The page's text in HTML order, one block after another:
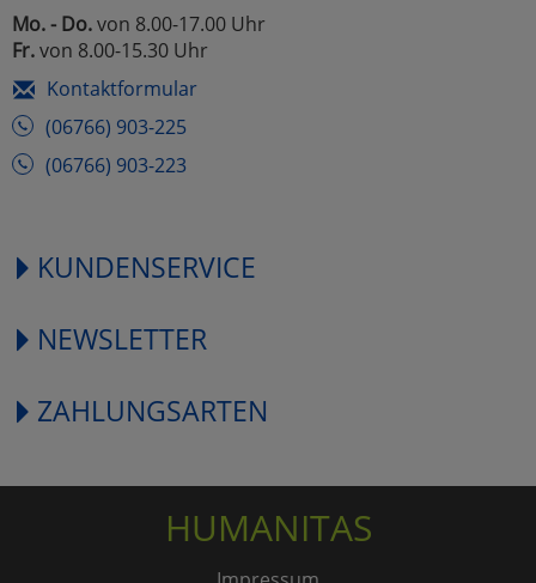
Mo. - Do.von 8.00-17.00 Uhr
Fr.von 8.00-15.30 Uhr
Kontaktformular
(06766) 903-225
(06766) 903-223
KUNDENSERVICE
NEWSLETTER
ZAHLUNGSARTEN
HUMANITAS